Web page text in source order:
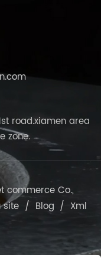
road.xiamen area
zone.
commerce Co.,
site / Blog / Xml